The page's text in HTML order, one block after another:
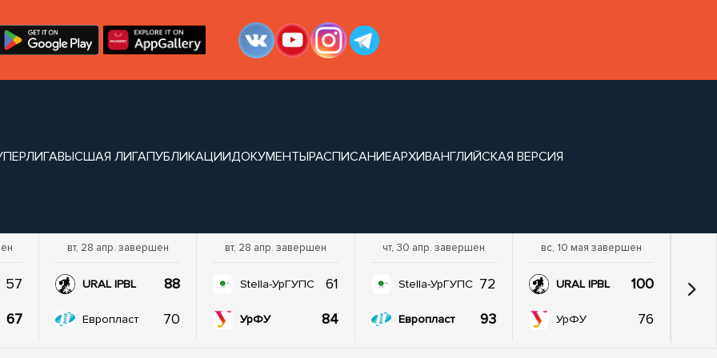
ВЫСШАЯ ЛИГАПУБЛИКАЦИИДОКУМЕНТЫРАСПИСАНИЕАРХИВАНГЛИЙСКАЯ ВЕРСИЯ
57
67
вт, 28 апр. завершен
URAL IPBL 88
Европласт 70
вт, 28 апр. завершен
Stella-УрГУПС 61
УрФУ 84
чт, 30 апр. завершен
Stella-УрГУПС 72
Европласт 93
вс, 10 мая завершен
URAL IPBL 100
УрФУ 76